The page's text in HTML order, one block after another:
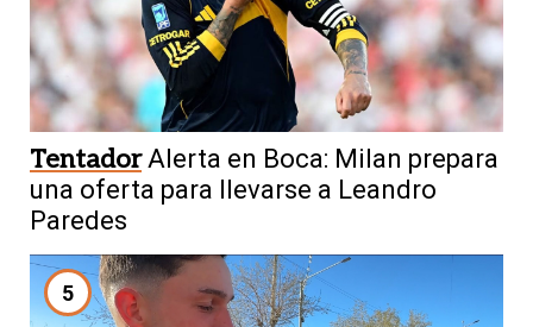
Tentador Alerta en Boca: Milan prepara
una oferta para llevarse a Leandro
Paredes
5